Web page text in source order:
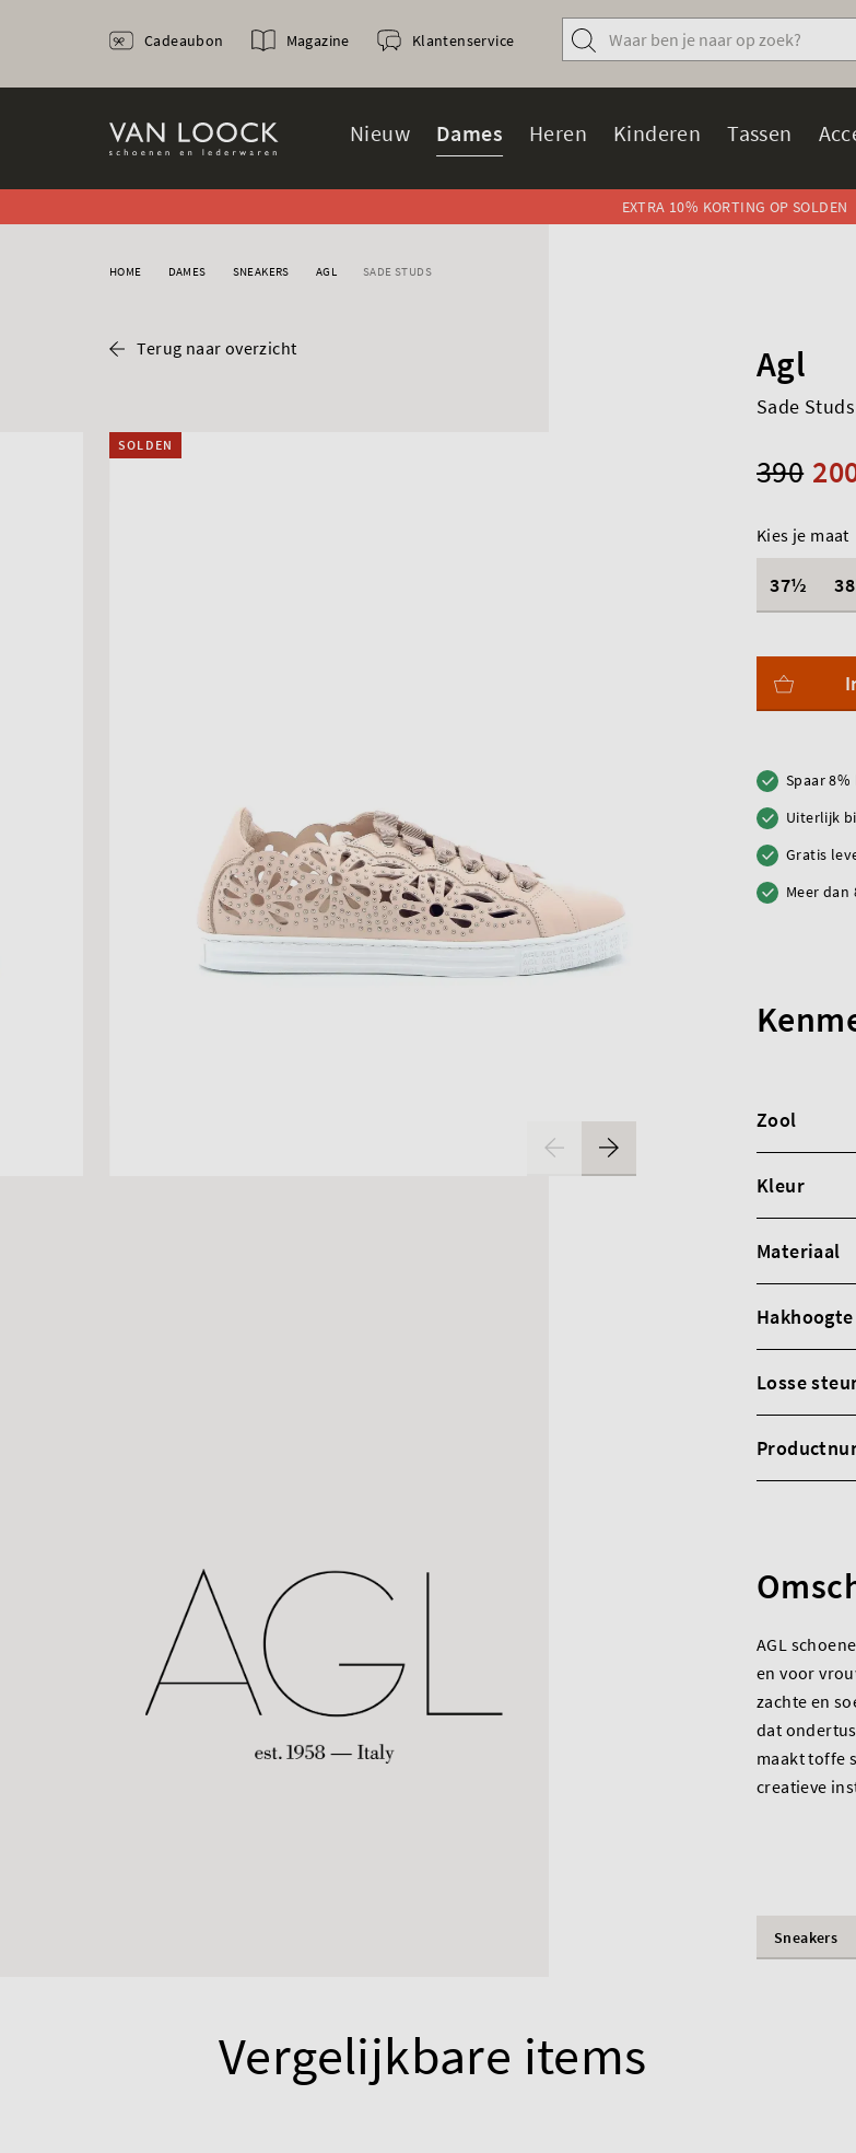
Nieuw Dames Heren Kinderen Tassen
Cadeaubon Magazine Klantenservice
EXTRA 10% KORTING OP SOLDEN
HOME DAMES SNEAKERS AGL SADE STUDS
Terug naar overzicht
SOLDEN
Agl
Sade Studs
390
Kies je maat
37½
Spaar
Uiterlijk
Gratis
Meer
Zool
Kleur
Materiaal
Hakhoogte
Losse
AGL
en voor
zachte en
dat
maakt toffe
creatieve
Sneakers
Vergelijkbare items